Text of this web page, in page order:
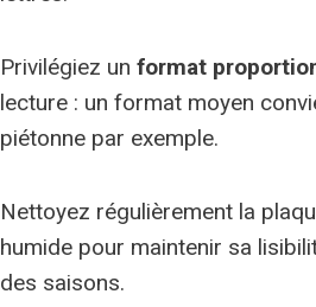
Privilégiez un format
lecture : un format moyen
piétonne par exemple.
Nettoyez régulièrement la
humide pour maintenir sa
des saisons.